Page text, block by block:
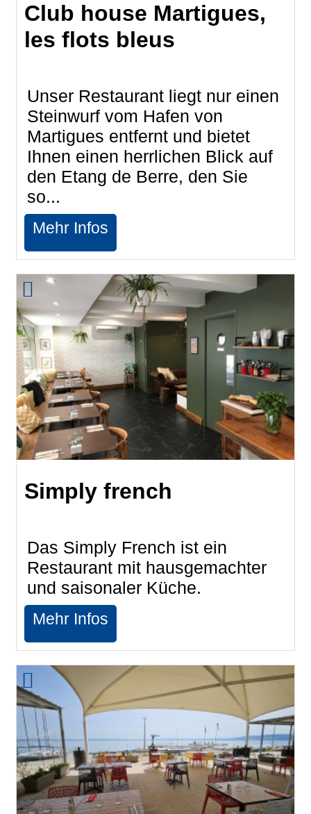
Club house Martigues,
les flots bleus
Unser Restaurant liegt nur einen
Steinwurf vom Hafen von
Martigues entfernt und bietet
Ihnen einen herrlichen Blick auf
den Etang de Berre, den Sie
so...
Mehr Infos
Simply french
Das Simply French ist ein
Restaurant mit hausgemachter
und saisonaler Küche.
Mehr Infos